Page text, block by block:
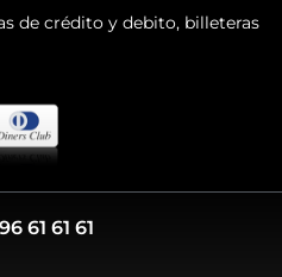
de crédito y debito, billeteras
61 61 61